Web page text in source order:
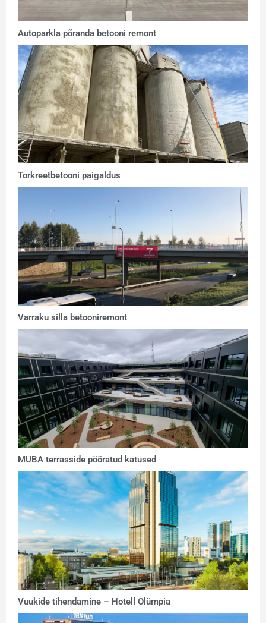
Autoparkla põranda betooni remont
Torkreetbetooni paigaldus
Varraku silla betooniremont
MUBA terrasside pööratud katused
Vuukide tihendamine – Hotell Olümpia